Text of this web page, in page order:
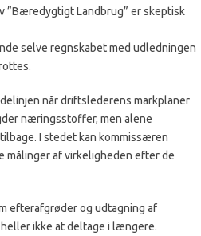
”Bæredygtigt Landbrug” er skeptisk
selve regnskabet med udledningen
når driftslederens markplaner
næringsstoffer, men alene
I stedet kan kommissæren
målinger af virkeligheden efter de
efterafgrøder og udtagning af
ikke at deltage i længere.